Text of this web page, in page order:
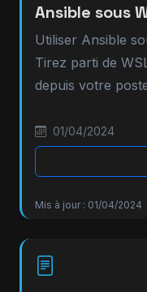
Ansible sous
Utiliser Ansible
Tirez parti de
depuis votre
01/04/2024
Mis à jour : 01/04/2024